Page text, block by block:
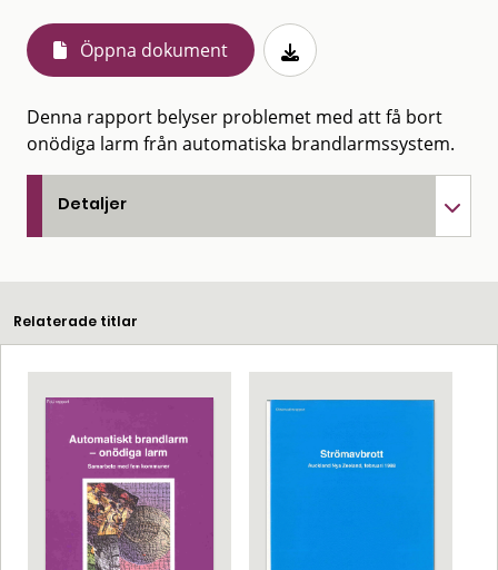
Öppna dokument
Denna rapport belyser problemet med att få bort
onödiga larm från automatiska brandlarmssystem.
Detaljer
Relaterade titlar